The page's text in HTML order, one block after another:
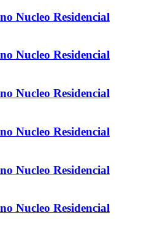
Nucleo Residencial
Nucleo Residencial
Nucleo Residencial
Nucleo Residencial
Nucleo Residencial
Nucleo Residencial